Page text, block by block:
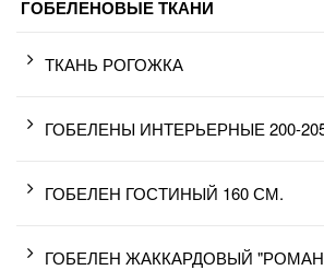
ГОБЕЛЕНОВЫЕ ТКАНИ
ТКАНЬ РОГОЖКА
ГОБЕЛЕНЫ ИНТЕРЬЕРНЫЕ 200-
ГОБЕЛЕН ГОСТИНЫЙ 160 СМ.
ГОБЕЛЕН ЖАККАРДОВЫЙ